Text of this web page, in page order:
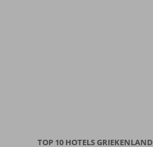
TOP 10 HOTELS GRIEKENLAND